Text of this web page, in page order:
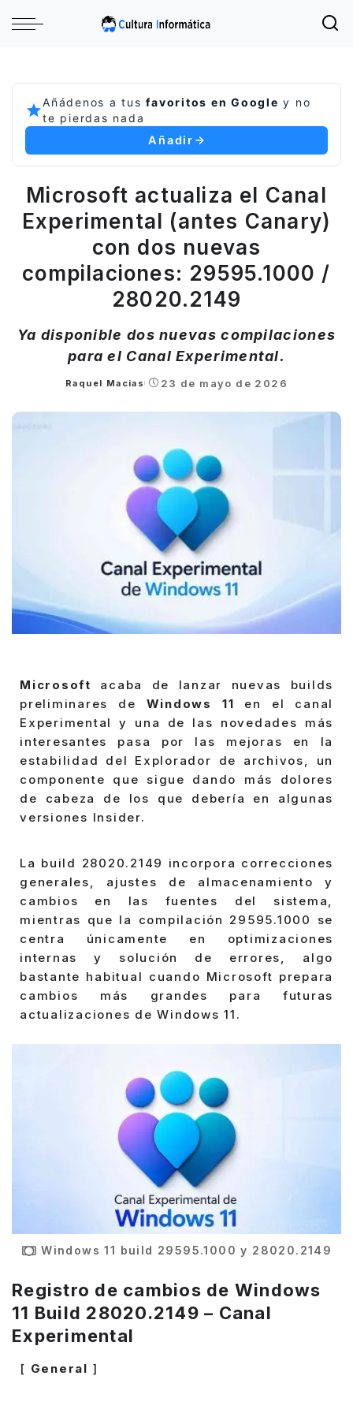
Añádenos a tusfavoritos en Google y no
te pierdas nada
Añadir
Microsoft actualiza el Canal
Experimental (antes Canary)
con dos nuevas
compilaciones: 29595.1000 /
28020.2149
Ya disponible dos nuevas compilaciones
para el Canal Experimental.
Posted
Raquel Macias 23 de mayo de 2026
Microsoft acaba de lanzar nuevas builds
preliminares de Windows 11 en el canal
Experimental y una de las novedades más
interesantes pasa por las mejoras en la
estabilidad del Explorador de archivos, un
componente que sigue dando más dolores
de cabeza de los que debería en algunas
versiones Insider.
La build 28020.2149 incorpora correcciones
generales, ajustes de almacenamiento y
cambios en las fuentes del sistema,
mientras que la compilación 29595.1000 se
centra únicamente en optimizaciones
internas y solución de errores, algo
bastante habitual cuando Microsoft prepara
cambios más grandes para futuras
actualizaciones de Windows 11.
Windows 11 build 29595.1000 y 28020.2149
Registro de cambios de Windows
11 Build 28020.2149 – Canal
Experimental
[ General ]